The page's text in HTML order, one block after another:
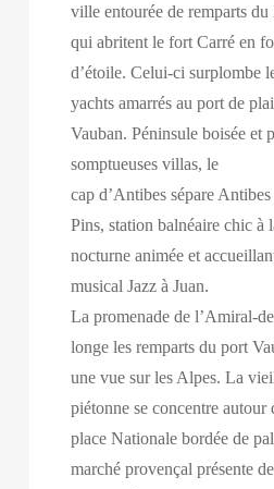
ville entourée de remparts
qui abritent le fort Carré en
d’étoile. Celui-ci surplombe
yachts amarrés au port de
Vauban. Péninsule boisée et
somptueuses villas, le
cap d’Antibes sépare
Pins, station balnéaire chic à
nocturne animée et
musical Jazz à Juan.
La promenade de l’Amiral-
longe les remparts du port
une vue sur les Alpes. La
piétonne se concentre autour
place Nationale bordée de
marché provençal présente